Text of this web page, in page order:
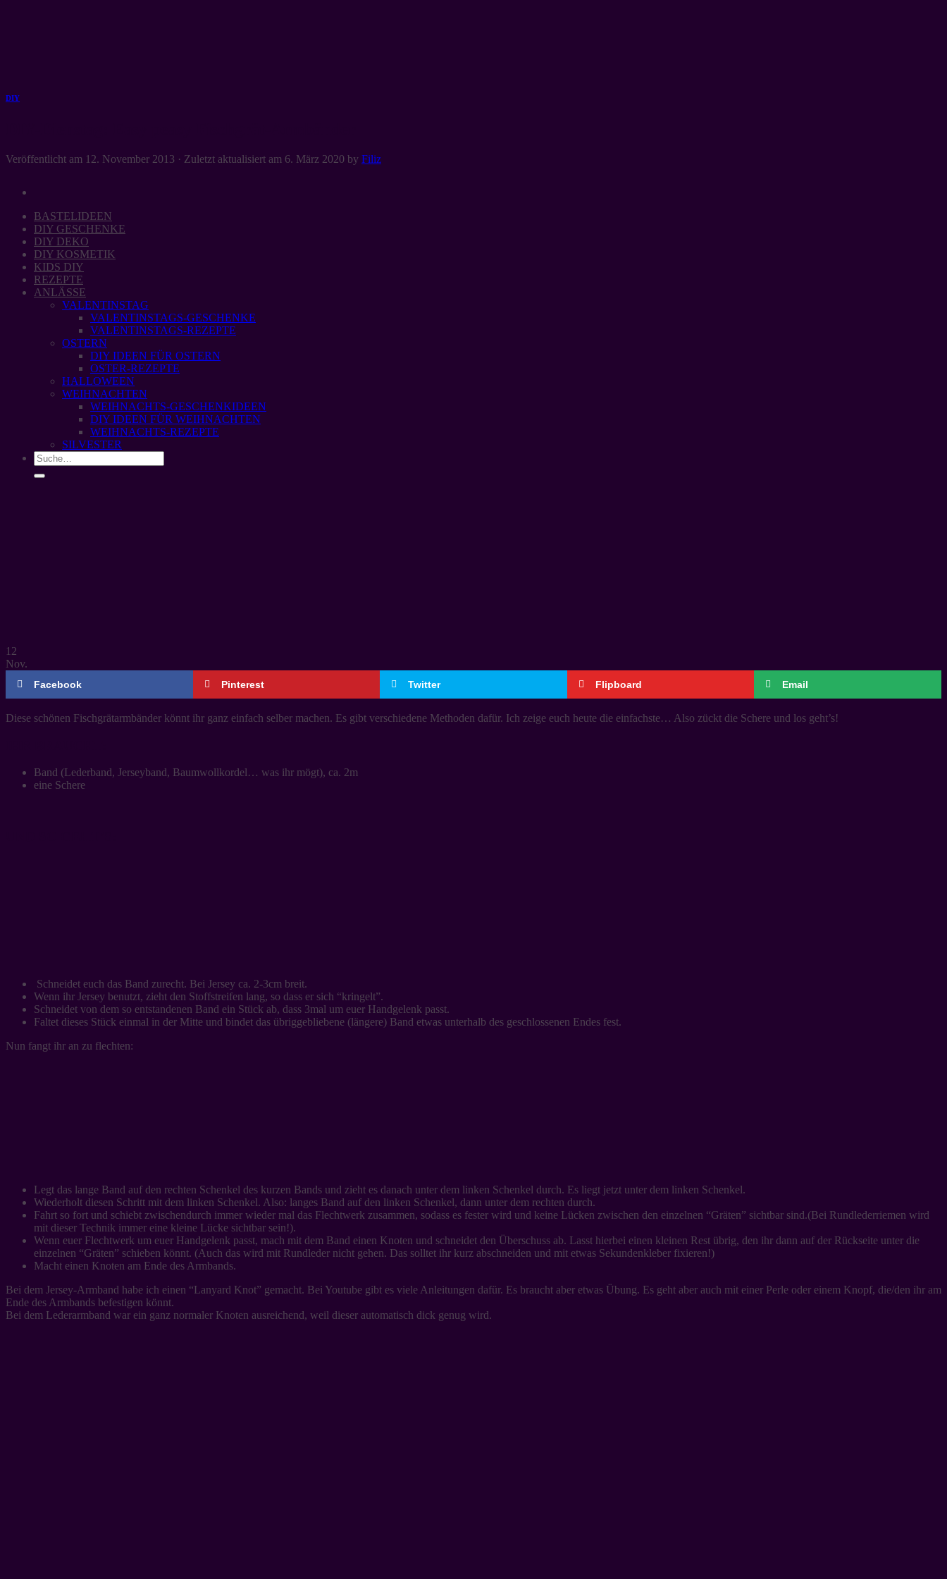
BASTELIDEEN
DIY GESCHENKE
DIY DEKO
DIY KOSMETIK
KIDS DIY
REZEPTE
ANLÄSSE
VALENTINSTAG
VALENTINSTAGS-GESCHENKE
VALENTINSTAGS-REZEPTE
OSTERN
DIY IDEEN FÜR OSTERN
OSTER-REZEPTE
HALLOWEEN
WEIHNACHTEN
WEIHNACHTS-GESCHENKIDEEN
DIY IDEEN FÜR WEIHNACHTEN
WEIHNACHTS-REZEPTE
SILVESTER
DIY
Veröffentlicht am 12. November 2013 · Zuletzt aktualisiert am 6. März 2020 by Filiz
12
Nov.
Facebook Pinterest Twitter Flipboard Email
Diese schönen Fischgrätarmbänder könnt ihr ganz einfach selber machen. Es gibt verschiedene Methoden dafür. Ich zeige euch heute die einfachste… Also zückt die Schere und los geht’s!
Band (Lederband, Jerseyband, Baumwollkordel… was ihr mögt), ca. 2m
eine Schere
Schneidet euch das Band zurecht. Bei Jersey ca. 2-3cm breit.
Wenn ihr Jersey benutzt, zieht den Stoffstreifen lang, so dass er sich “kringelt”.
Schneidet von dem so entstandenen Band ein Stück ab, dass 3mal um euer Handgelenk passt.
Faltet dieses Stück einmal in der Mitte und bindet das übriggebliebene (längere) Band etwas unterhalb des geschlossenen Endes fest.
Nun fangt ihr an zu flechten:
Legt das lange Band auf den rechten Schenkel des kurzen Bands und zieht es danach unter dem linken Schenkel durch. Es liegt jetzt unter dem linken Schenkel.
Wiederholt diesen Schritt mit dem linken Schenkel. Also: langes Band auf den linken Schenkel, dann unter dem rechten durch.
Fahrt so fort und schiebt zwischendurch immer wieder mal das Flechtwerk zusammen, sodass es fester wird und keine Lücken zwischen den einzelnen “Gräten” sichtbar sind.(Bei Rundlederriemen wird
mit dieser Technik immer eine kleine Lücke sichtbar sein!).
Wenn euer Flechtwerk um euer Handgelenk passt, mach mit dem Band einen Knoten und schneidet den Überschuss ab. Lasst hierbei einen kleinen Rest übrig, den ihr dann auf der Rückseite unter die
einzelnen “Gräten” schieben könnt. (Auch das wird mit Rundleder nicht gehen. Das solltet ihr kurz abschneiden und mit etwas Sekundenkleber fixieren!)
Macht einen Knoten am Ende des Armbands.
Bei dem Jersey-Armband habe ich einen “Lanyard Knot” gemacht. Bei Youtube gibt es viele Anleitungen dafür. Es braucht aber etwas Übung. Es geht aber auch mit einer Perle oder einem Knopf, die/den ihr am
Ende des Armbands befestigen könnt.
Bei dem Lederarmband war ein ganz normaler Knoten ausreichend, weil dieser automatisch dick genug wird.